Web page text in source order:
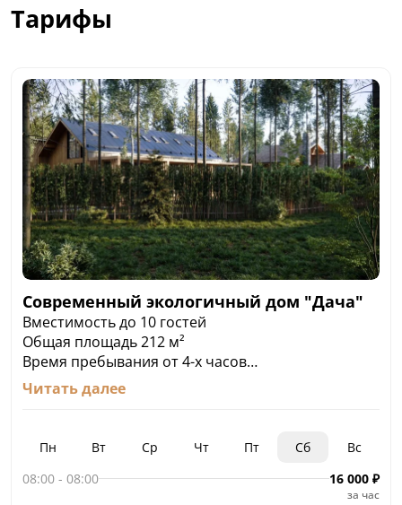
Тарифы
Современный экологичный дом "Дача"
Вместимость до 10 гостей
Общая площадь 212 м²
Время пребывания от 4-х часов
Интерьер cовременного экологичного дома
– в душевный загородный дом словно привезли
из городских квартир ненужные вещи. Здесь есть
диван – чуть помятый, но вполне добротный;
Читать далее
Пн Вт Ср Чт Пт Сб
Вс
08:00 - 08:00 16 000 ₽
за час